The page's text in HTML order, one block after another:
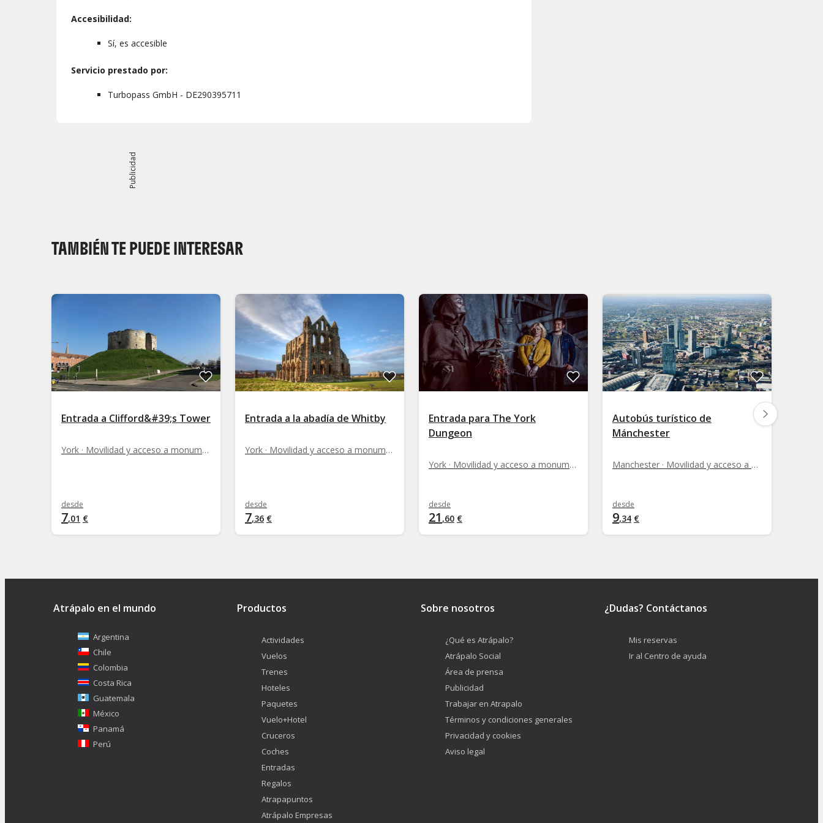
Accesibilidad:
Sí, es accesible
Servicio prestado por:
Turbopass GmbH - DE290395711
Publicidad
TAMBIÉN TE PUEDE INTERESAR
Entrada a Clifford&#39;s Tower
York · Movilidad y acceso a monumentos
desde
7,01 €
Entrada a la abadía de Whitby
York · Movilidad y acceso a monumentos
desde
7,36 €
Entrada para The York
Dungeon
York · Movilidad y acceso a monumentos
desde
21 ,60 €
Autobús turístico de
Mánchester
Manchester · Movilidad y acceso a monumentos
desde
9,34 €
Atrápalo en el mundo
Argentina
Chile
Colombia
Costa Rica
Guatemala
México
Panamá
Perú
Productos
Actividades
Vuelos
Trenes
Hoteles
Paquetes
Vuelo+Hotel
Cruceros
Coches
Entradas
Regalos
Atrapapuntos
Atrápalo Empresas
Sobre nosotros
¿Qué es Atrápalo?
Atrápalo Social
Área de prensa
Publicidad
Trabajar en Atrapalo
Términos y condiciones generales
Privacidad y cookies
Aviso legal
¿Dudas? Contáctanos
Mis reservas
Ir al Centro de ayuda